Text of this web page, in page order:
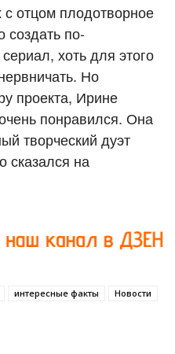
с отцом плодотворное
создать по-
хоть для этого
Но
проекта, Ирине
понравился. Она
творческий дуэт
сказался на
интересные факты Новости